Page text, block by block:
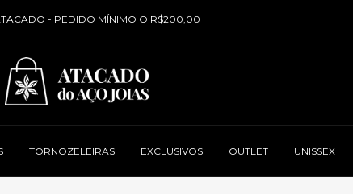
- PEDIDO MÍNIMO O R$200,00
TORNOZELEIRAS EXCLUSIVOS OUTLET UNISSEX